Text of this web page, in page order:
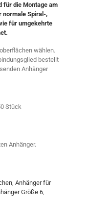
für die Montage am
normale Spiral-,
für umgekehrte
wählen.
bestellt
Anhänger
Stück
Anhänger.
, Anhänger für
Größe 6,